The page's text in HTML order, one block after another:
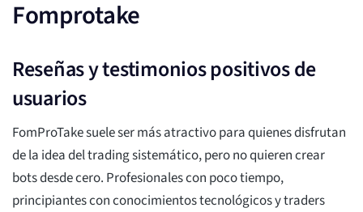
Fomprotake
Reseñas y testimonios positivos de
usuarios
FomProTake suele ser más atractivo para quienes disfrutan
de la idea del trading sistemático, pero no quieren crear
bots desde cero. Profesionales con poco tiempo,
principiantes con conocimientos tecnológicos y traders